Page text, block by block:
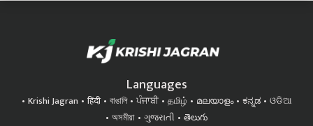
Languages
Krishi Jagran हिंदी বাঙালি ਪੰਜਾਬੀ தமிழ் മലയാളം ಕನ್ನಡ
ଓଡିଆ
অসমীয়া
ગુજરાતી తెలుగు